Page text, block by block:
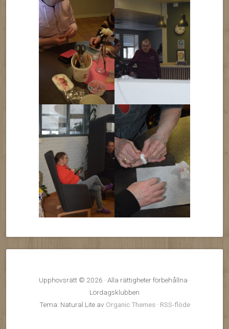
Upphovsrätt © 2026 · Alla rättigheter förbehållna ·
Lördagsklubben
Tema: Natural Lite av Organic Themes· RSS-flöde